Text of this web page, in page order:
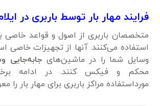
فرایند مهار بار توسط باربری در
متخصصان باربری‌ از اصول و قواعد خاصی
استفاده می‌کنند. آنها از تجهیزات خاصی
وسایل شما را در ماشین‌هایجابهجایی
محکم و فیکس کنند. در ادامه
مورداستفاده مراکز باربری‌ برای مهار بار را